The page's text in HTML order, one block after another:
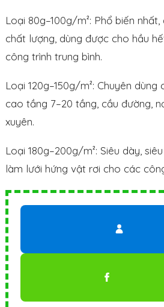
Loại 80g–100g/m²: Phổ biến
chất lượng, dùng được cho hầu
công trình trung bình.
Loại 120g–150g/m²: Chuyên dùng
cao tầng 7–20 tầng, cầu đường,
xuyên.
Loại 180g–200g/m²: Siêu dày,
làm lưới hứng vật rơi cho các